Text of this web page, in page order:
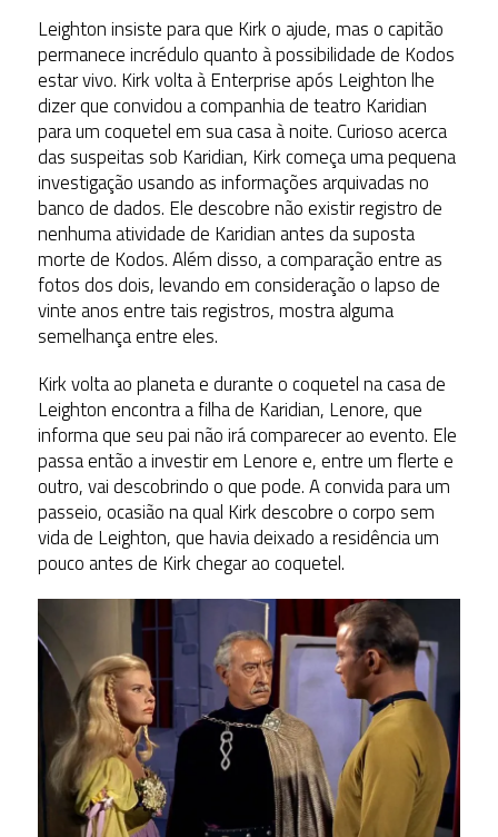
Leighton insiste para que Kirk o ajude, mas o capitão
permanece incrédulo quanto à possibilidade de Kodos
estar vivo. Kirk volta à Enterprise após Leighton lhe
dizer que convidou a companhia de teatro Karidian
para um coquetel em sua casa à noite. Curioso acerca
das suspeitas sob Karidian, Kirk começa uma pequena
investigação usando as informações arquivadas no
banco de dados. Ele descobre não existir registro de
nenhuma atividade de Karidian antes da suposta
morte de Kodos. Além disso, a comparação entre as
fotos dos dois, levando em consideração o lapso de
vinte anos entre tais registros, mostra alguma
semelhança entre eles.
Kirk volta ao planeta e durante o coquetel na casa de
Leighton encontra a filha de Karidian, Lenore, que
informa que seu pai não irá comparecer ao evento. Ele
passa então a investir em Lenore e, entre um flerte e
outro, vai descobrindo o que pode. A convida para um
passeio, ocasião na qual Kirk descobre o corpo sem
vida de Leighton, que havia deixado a residência um
pouco antes de Kirk chegar ao coquetel.